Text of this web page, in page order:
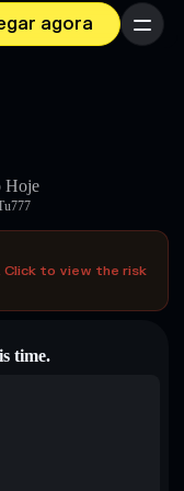
agora Menu
Hoje
Click to view the risk
time.